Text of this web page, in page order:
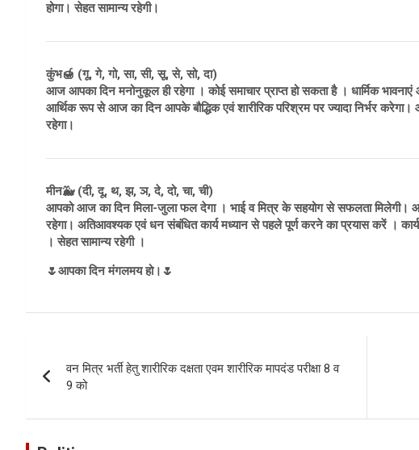
होगा। सेहत सामान्य रहेगी।
कुंभ🍯 (गू, गे, गो, सा, सी, सू, से, सो, दा)
आज आपका दिन मनोनुकूल ही रहेगा । कोई समाचार प्राप्त हो सकता है । धार्मिक
आर्थिक रूप से आज का दिन आपके बौद्धिक एवं शारीरिक परिश्रम पर ज्यादा निर्भर
रहेगा।
मीन🐳 (दी, दू, थ, झ, ञ, दे, दो, चा, ची)
आपको आज का दिन मिला-जुला फल देगा । भाई व मित्र के सहयोग से सफलता मिलेगी।
रहेगा। अतिआवश्यक एवं धन संबंधित कार्य मध्यान से पहले पूर्ण करने का प्रयास करें ।
। सेहत सामान्य रहेगी ।
🌷आपका दिन मंगलमय हो।🌷
navigation
वन मित्र भर्ती हेतु शारीरिक दक्षता एवम शारीरिक मापदंड परीक्षा 8 व
9 को